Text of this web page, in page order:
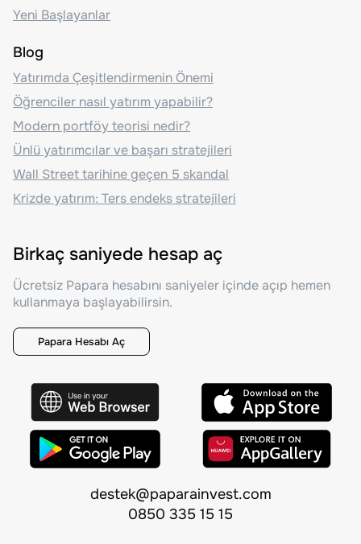
Yeni Başlayanlar
Blog
Yatırımda Çeşitlendirmenin Önemi
Öğrenciler nasıl yatırım yapabilir?
Modern portföy teorisi nedir?
Ünlü yatırımcılar ve başarı stratejileri
Wall Street tarihine geçen 5 skandal
Krizde yatırım: Ters endeks stratejileri
Birkaç saniyede hesap aç
Ücretsiz Papara hesabını saniyeler içinde açıp hemen
kullanmaya başlayabilirsin.
Papara Hesabı Aç
destek@paparainvest.com
0850 335 15 15